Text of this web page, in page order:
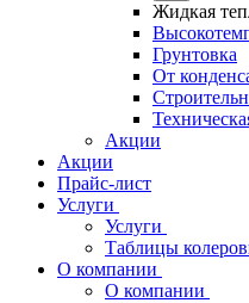
Жидкая
Грунтовка
От
Акции
Акции
Прайс-лист
Услуги
Услуги
Таблицы
О компании
О компании